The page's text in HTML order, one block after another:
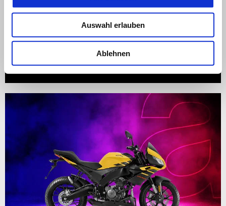
Auswahl erlauben
Ablehnen
30 September 2026
aprilia Tuareg 660 SUPER PREISE